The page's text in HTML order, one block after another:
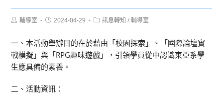
Post輔導室
Post2024-04-29
Post訊息轉知 / 輔導室
一、本活動舉辦目的在於藉由「校園探索」、「國際論壇實
戰模擬」與「RPG趣味遊戲」，引領學員從中認識東亞系學
生應具備的素養。
二、活動資訊：